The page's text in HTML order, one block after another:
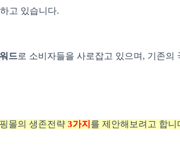
고 있습니다.
드로 소비자들을 사로잡고 있으며 , 기존의
몰의 생존전략 3가지 를 제안해보려고 합니